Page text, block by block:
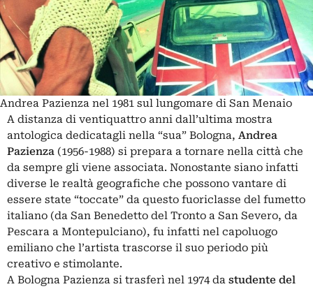
Andrea Pazienza nel 1981 sul lungomare di San Menaio
A distanza di ventiquattro anni dall’ultima mostra
antologica dedicatagli nella “sua” Bologna, Andrea
Pazienza (1956-1988) si prepara a tornare nella città che
da sempre gli viene associata. Nonostante siano infatti
diverse le realtà geografiche che possono vantare di
essere state “toccate” da questo fuoriclasse del fumetto
italiano (da San Benedetto del Tronto a San Severo, da
Pescara a Montepulciano), fu infatti nel capoluogo
emiliano che l’artista trascorse il suo periodo più
creativo e stimolante.
A Bologna Pazienza si trasferì nel 1974 da studente del